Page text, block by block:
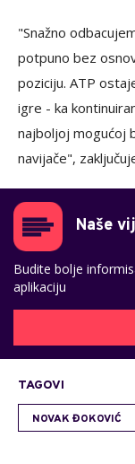
"Snažno
potpuno bez
poziciju. ATP
igre - ka
najboljoj mogućoj
navijače",
Naše
Budite bolje
aplikaciju
TAGOVI
NOVAK ĐOKOVIĆ